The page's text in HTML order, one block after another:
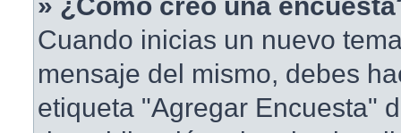
Cuando inicias un nuevo
mensaje del mismo, debes
etiqueta "Agregar Encuesta"